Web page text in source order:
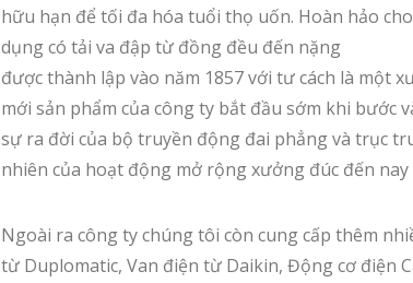
hữu hạn để tối đa hóa tuổi thọ uốn. Hoàn hảo
dụng có tải va đập từ đồng đều đến nặng
được thành lập vào năm 1857 với tư cách là một
mới sản phẩm của công ty bắt đầu sớm khi bước
sự ra đời của bộ truyền động đai phẳng và trục
nhiên của hoạt động mở rộng xưởng đúc đến nay
Ngoài ra công ty chúng tôi còn cung cấp thêm
từ Duplomatic, Van điện từ Daikin, Động cơ điện